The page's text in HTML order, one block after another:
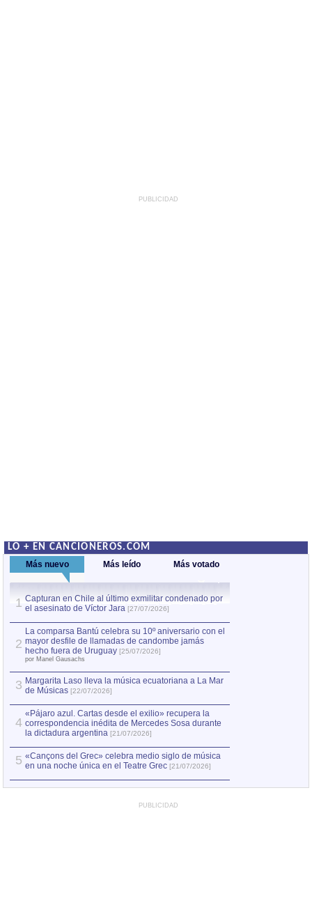
PUBLICIDAD
LO + EN CANCIONEROS.COM
Más nuevo Más leído Más votado
1 Capturan en Chile al último exmilitar condenado por
el asesinato de Víctor Jara [27/07/2026]
2
La comparsa Bantú celebra su 10º aniversario con el
mayor desfile de llamadas de candombe jamás
hecho fuera de Uruguay [25/07/2026]
por Manel Gausachs
3 Margarita Laso lleva la música ecuatoriana a La Mar
de Músicas [22/07/2026]
4
«Pájaro azul. Cartas desde el exilio» recupera la
correspondencia inédita de Mercedes Sosa durante
la dictadura argentina [21/07/2026]
5 «Cançons del Grec» celebra medio siglo de música
en una noche única en el Teatre Grec [21/07/2026]
PUBLICIDAD